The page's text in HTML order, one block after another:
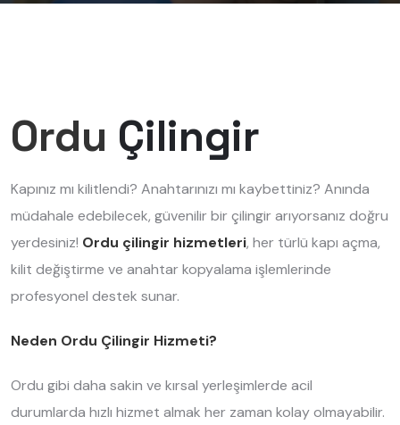
Ordu Çilingir
Kapınız mı kilitlendi? Anahtarınızı mı kaybettiniz? Anında
müdahale edebilecek, güvenilir bir çilingir arıyorsanız doğru
yerdesiniz! Ordu çilingir hizmetleri, her türlü kapı açma,
kilit değiştirme ve anahtar kopyalama işlemlerinde
profesyonel destek sunar.
Neden Ordu Çilingir Hizmeti?
Ordu gibi daha sakin ve kırsal yerleşimlerde acil
durumlarda hızlı hizmet almak her zaman kolay olmayabilir.